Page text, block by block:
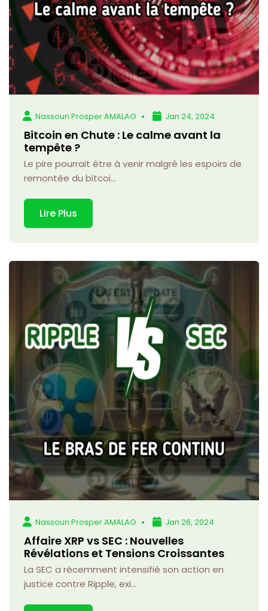
Nassoun Prosper AMALAO Jan 24, 2024
Bitcoin en Chute : Le calme avant la
tempête ?
Le pire pourrait être à venir malgré les espoirs de
remontée du bitcoi...
Lire Plus
Nassoun Prosper AMALAO Jan 26, 2024
Affaire XRP vs SEC : Nouvelles
Révélations et Tensions Croissantes
La SEC a récemment intensifié son action en
justice contre Ripple, exi...